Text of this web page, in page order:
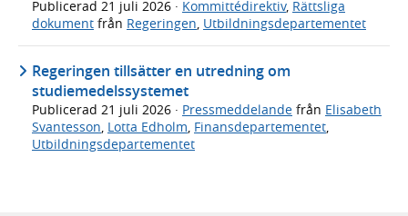
Publicerad 21 juli 2026 · Kommittédirektiv, Rättsliga
dokument från Regeringen, Utbildningsdepartementet
Regeringen tillsätter en utredning om
studiemedelssystemet
Publicerad 21 juli 2026 · Pressmeddelande från Elisabeth
Svantesson Lotta Edholm Finansdepartementet
Utbildningsdepartementet